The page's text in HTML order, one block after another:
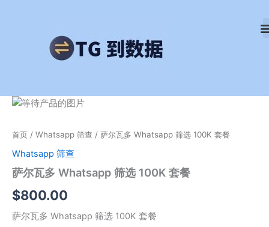
首页 / Whatsapp 筛查 / 萨尔瓦多 Whatsapp 筛选 100K 套餐
Whatsapp 筛查
萨尔瓦多 Whatsapp 筛选 100K 套餐
$800.00
萨尔瓦多 Whatsapp 筛选 100K 套餐
萨
多
Whatsapp
选
套
餐
数